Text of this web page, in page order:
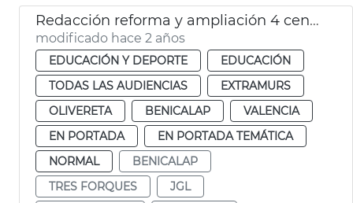
Redacción reforma y ampliación 4 centros escolares
modificado hace 2 años
EDUCACIÓN Y DEPORTE
EDUCACIÓN
TODAS LAS AUDIENCIAS
EXTRAMURS
OLIVERETA
BENICALAP
VALENCIA
EN PORTADA
EN PORTADA TEMÁTICA
NORMAL
BENICALAP
TRES FORQUES
JGL